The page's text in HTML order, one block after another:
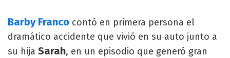
Barby Franco contó en primera persona el
dramático accidente que vivió en su auto junto a
su hija Sarah, en un episodio que generó gran